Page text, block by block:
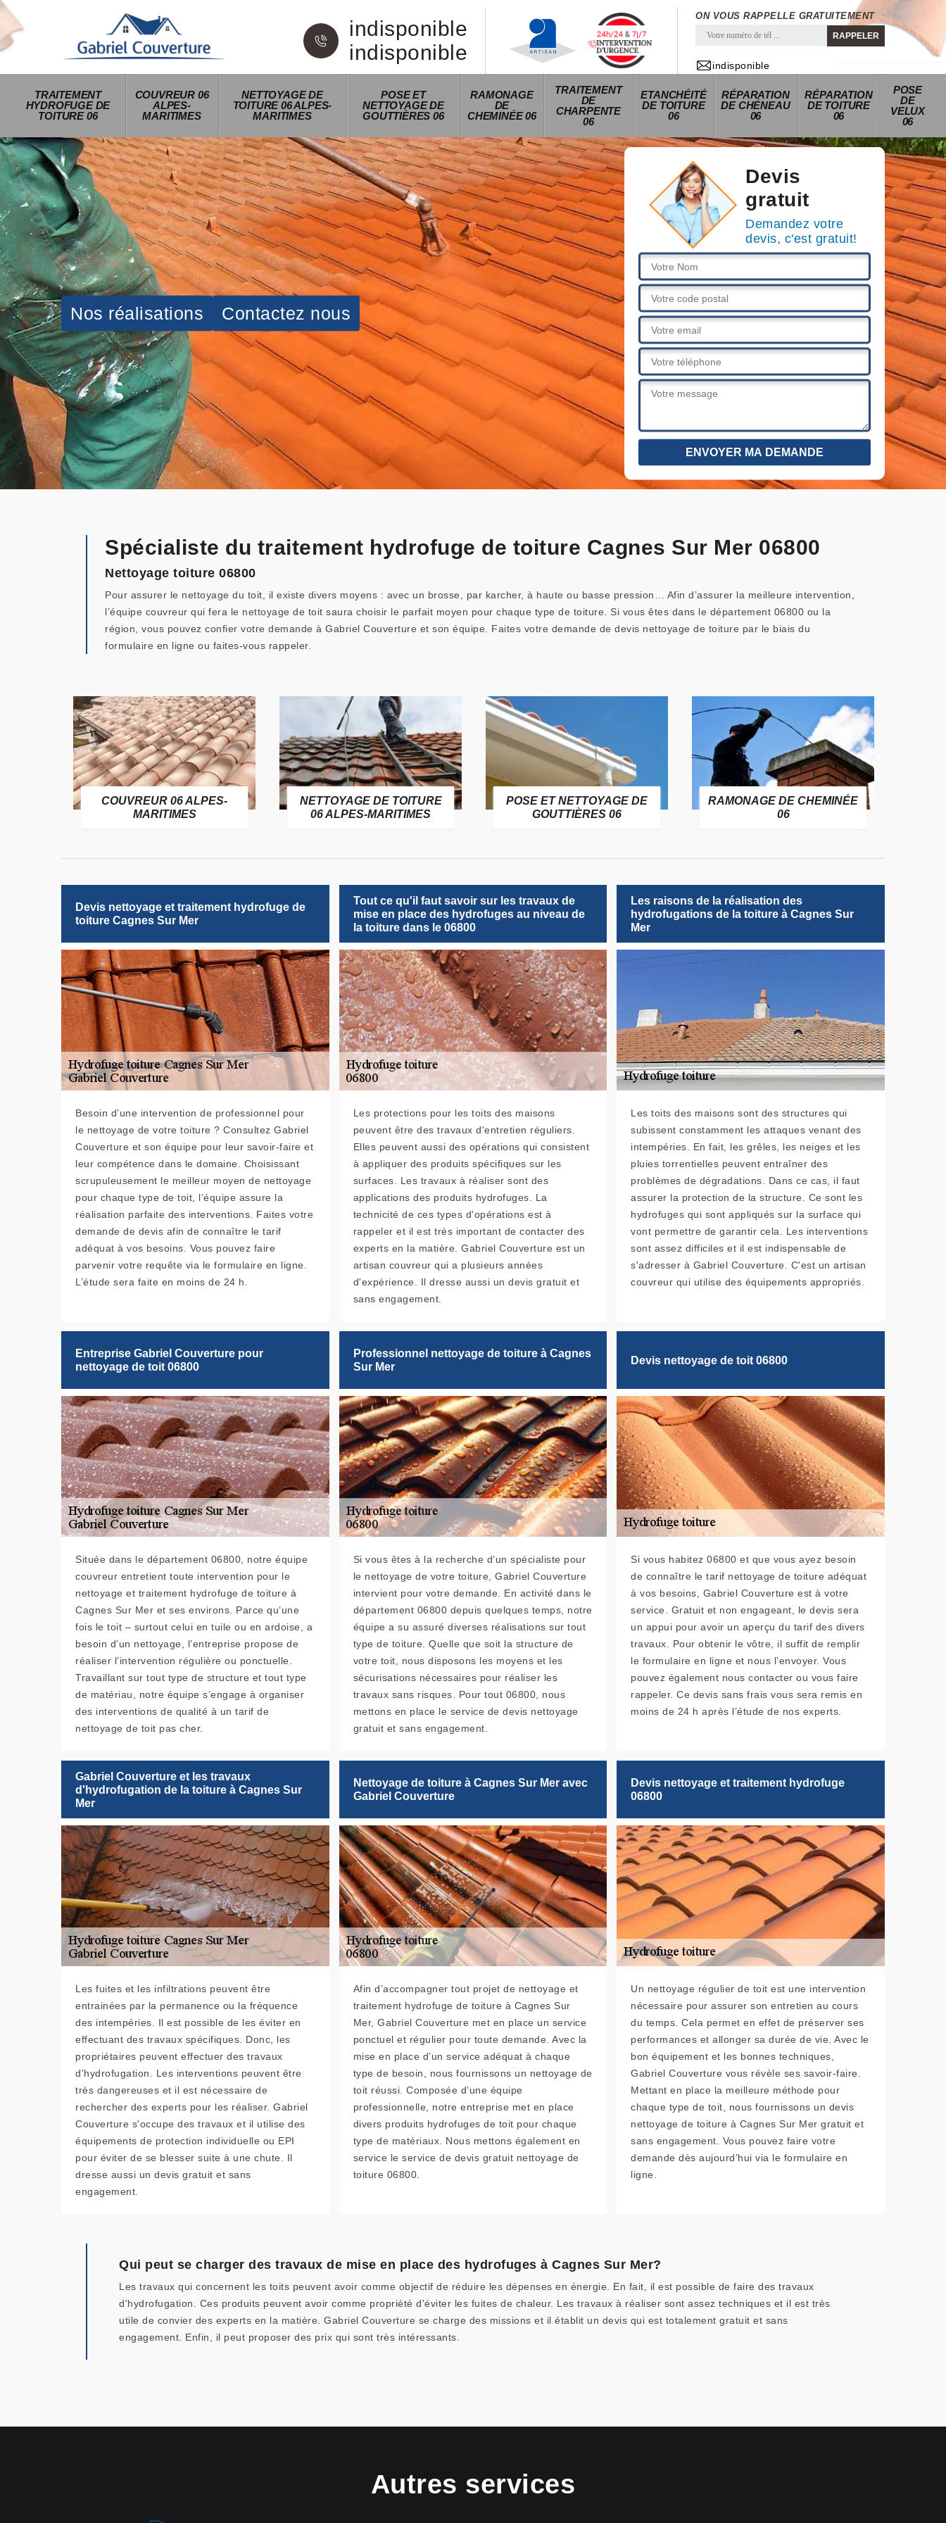
indisponible
indisponible
ON VOUS RAPPELLE GRATUITEMENT
indisponible
TRAITEMENT
HYDROFUGE DE
TOITURE 06
COUVREUR 06
ALPES-
MARITIMES
NETTOYAGE DE
TOITURE 06 ALPES-
MARITIMES
POSE ET
NETTOYAGE DE
GOUTTIÈRES 06
RAMONAGE
DE
CHEMINÉE 06
TRAITEMENT
DE
CHARPENTE
06
ETANCHÉITÉ
DE TOITURE
06
RÉPARATION
DE CHÉNEAU
06
RÉPARATION
DE TOITURE
06
POSE
DE
VELUX
06
Nos réalisations Contactez nous
Devis
gratuit
Demandez votre
devis, c'est gratuit!
Spécialiste du traitement hydrofuge de toiture Cagnes Sur Mer 06800
Nettoyage toiture 06800
Pour assurer le nettoyage du toit, il existe divers moyens : avec un brosse, par karcher, à haute ou basse pression… Afin d’assurer la meilleure intervention,
l’équipe couvreur qui fera le nettoyage de toit saura choisir le parfait moyen pour chaque type de toiture. Si vous êtes dans le département 06800 ou la
région, vous pouvez confier votre demande à Gabriel Couverture et son équipe. Faites votre demande de devis nettoyage de toiture par le biais du
formulaire en ligne ou faites-vous rappeler.
COUVREUR 06 ALPES-
MARITIMES
NETTOYAGE DE TOITURE
06 ALPES-MARITIMES
POSE ET NETTOYAGE DE
GOUTTIÈRES 06
RAMONAGE DE CHEMINÉE
06
Devis nettoyage et traitement hydrofuge de
toiture Cagnes Sur Mer
Besoin d’une intervention de professionnel pour
le nettoyage de votre toiture ? Consultez Gabriel
Couverture et son équipe pour leur savoir-faire et
leur compétence dans le domaine. Choisissant
scrupuleusement le meilleur moyen de nettoyage
pour chaque type de toit, l’équipe assure la
réalisation parfaite des interventions. Faites votre
demande de devis afin de connaître le tarif
adéquat à vos besoins. Vous pouvez faire
parvenir votre requête via le formulaire en ligne.
L’étude sera faite en moins de 24 h.
Tout ce qu'il faut savoir sur les travaux de
mise en place des hydrofuges au niveau de
la toiture dans le 06800
Les protections pour les toits des maisons
peuvent être des travaux d'entretien réguliers.
Elles peuvent aussi des opérations qui consistent
à appliquer des produits spécifiques sur les
surfaces. Les travaux à réaliser sont des
applications des produits hydrofuges. La
technicité de ces types d'opérations est à
rappeler et il est très important de contacter des
experts en la matière. Gabriel Couverture est un
artisan couvreur qui a plusieurs années
d'expérience. Il dresse aussi un devis gratuit et
sans engagement.
Les raisons de la réalisation des
hydrofugations de la toiture à Cagnes Sur
Mer
Les toits des maisons sont des structures qui
subissent constamment les attaques venant des
intempéries. En fait, les grêles, les neiges et les
pluies torrentielles peuvent entraîner des
problèmes de dégradations. Dans ce cas, il faut
assurer la protection de la structure. Ce sont les
hydrofuges qui sont appliqués sur la surface qui
vont permettre de garantir cela. Les interventions
sont assez difficiles et il est indispensable de
s'adresser à Gabriel Couverture. C'est un artisan
couvreur qui utilise des équipements appropriés.
Entreprise Gabriel Couverture pour
nettoyage de toit 06800
Située dans le département 06800, notre équipe
couvreur entretient toute intervention pour le
nettoyage et traitement hydrofuge de toiture à
Cagnes Sur Mer et ses environs. Parce qu’une
fois le toit – surtout celui en tuile ou en ardoise, a
besoin d’un nettoyage, l’entreprise propose de
réaliser l’intervention régulière ou ponctuelle.
Travaillant sur tout type de structure et tout type
de matériau, notre équipe s’engage à organiser
des interventions de qualité à un tarif de
nettoyage de toit pas cher.
Professionnel nettoyage de toiture à Cagnes
Sur Mer
Si vous êtes à la recherche d’un spécialiste pour
le nettoyage de votre toiture, Gabriel Couverture
intervient pour votre demande. En activité dans le
département 06800 depuis quelques temps, notre
équipe a su assuré diverses réalisations sur tout
type de toiture. Quelle que soit la structure de
votre toit, nous disposons les moyens et les
sécurisations nécessaires pour réaliser les
travaux sans risques. Pour tout 06800, nous
mettons en place le service de devis nettoyage
gratuit et sans engagement.
Devis nettoyage de toit 06800
Si vous habitez 06800 et que vous ayez besoin
de connaître le tarif nettoyage de toiture adéquat
à vos besoins, Gabriel Couverture est à votre
service. Gratuit et non engageant, le devis sera
un appui pour avoir un aperçu du tarif des divers
travaux. Pour obtenir le vôtre, il suffit de remplir
le formulaire en ligne et nous l’envoyer. Vous
pouvez également nous contacter ou vous faire
rappeler. Ce devis sans frais vous sera remis en
moins de 24 h après l’étude de nos experts.
Gabriel Couverture et les travaux
d'hydrofugation de la toiture à Cagnes Sur
Mer
Les fuites et les infiltrations peuvent être
entrainées par la permanence ou la fréquence
des intempéries. Il est possible de les éviter en
effectuant des travaux spécifiques. Donc, les
propriétaires peuvent effectuer des travaux
d'hydrofugation. Les interventions peuvent être
très dangereuses et il est nécessaire de
rechercher des experts pour les réaliser. Gabriel
Couverture s'occupe des travaux et il utilise des
équipements de protection individuelle ou EPI
pour éviter de se blesser suite à une chute. Il
dresse aussi un devis gratuit et sans
engagement.
Nettoyage de toiture à Cagnes Sur Mer avec
Gabriel Couverture
Afin d’accompagner tout projet de nettoyage et
traitement hydrofuge de toiture à Cagnes Sur
Mer, Gabriel Couverture met en place un service
ponctuel et régulier pour toute demande. Avec la
mise en place d’un service adéquat à chaque
type de besoin, nous fournissons un nettoyage de
toit réussi. Composée d’une équipe
professionnelle, notre entreprise met en place
divers produits hydrofuges de toit pour chaque
type de matériaux. Nous mettons également en
service le service de devis gratuit nettoyage de
toiture 06800.
Devis nettoyage et traitement hydrofuge
06800
Un nettoyage régulier de toit est une intervention
nécessaire pour assurer son entretien au cours
du temps. Cela permet en effet de préserver ses
performances et allonger sa durée de vie. Avec le
bon équipement et les bonnes techniques,
Gabriel Couverture vous révèle ses savoir-faire.
Mettant en place la meilleure méthode pour
chaque type de toit, nous fournissons un devis
nettoyage de toiture à Cagnes Sur Mer gratuit et
sans engagement. Vous pouvez faire votre
demande dès aujourd’hui via le formulaire en
ligne.
Qui peut se charger des travaux de mise en place des hydrofuges à Cagnes Sur Mer?
Les travaux qui concernent les toits peuvent avoir comme objectif de réduire les dépenses en énergie. En fait, il est possible de faire des travaux
d'hydrofugation. Ces produits peuvent avoir comme propriété d'éviter les fuites de chaleur. Les travaux à réaliser sont assez techniques et il est très
utile de convier des experts en la matière. Gabriel Couverture se charge des missions et il établit un devis qui est totalement gratuit et sans
engagement. Enfin, il peut proposer des prix qui sont très intéressants.
Autres services